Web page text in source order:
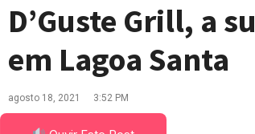
D’Guste Grill, a
em Lagoa Santa
agosto 18, 2021 3:52 PM